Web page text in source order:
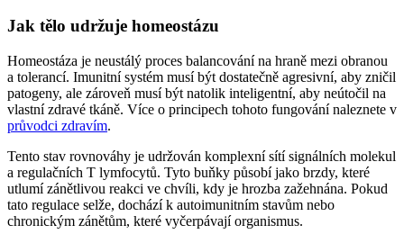
Jak tělo udržuje homeostázu
Homeostáza je neustálý proces balancování na hraně mezi obranou
a tolerancí. Imunitní systém musí být dostatečně agresivní, aby zničil
patogeny, ale zároveň musí být natolik inteligentní, aby neútočil na
vlastní zdravé tkáně. Více o principech tohoto fungování naleznete v
průvodci zdravím.
Tento stav rovnováhy je udržován komplexní sítí signálních molekul
a regulačních T lymfocytů. Tyto buňky působí jako brzdy, které
utlumí zánětlivou reakci ve chvíli, kdy je hrozba zažehnána. Pokud
tato regulace selže, dochází k autoimunitním stavům nebo
chronickým zánětům, které vyčerpávají organismus.